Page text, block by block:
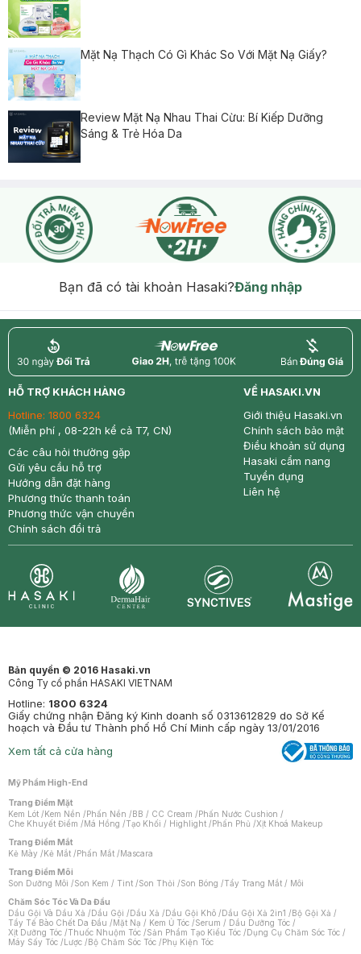
Mặt Nạ Thạch Có Gì Khác So Với Mặt Nạ Giấy?
Review Mặt Nạ Nhau Thai Cừu: Bí Kiếp Dưỡng
Sáng & Trẻ Hóa Da
Bạn đã có tài khoản Hasaki?Đăng nhập
return nowfree price
HỖ TRỢ KHÁCH HÀNG
Hotline: 1800 6324
(Miễn phí , 08-22h kể cả T7, CN)
Các câu hỏi thường gặp
Gửi yêu cầu hỗ trợ
Hướng dẫn đặt hàng
Phương thức thanh toán
Phương thức vận chuyển
Chính sách đổi trả
VỀ HASAKI.VN
Giới thiệu Hasaki.vn
Chính sách bảo mật
Điều khoản sử dụng
Hasaki cẩm nang
Tuyển dụng
Liên hệ
Bản quyền © 2016 Hasaki.vn
Công Ty cổ phần HASAKI VIETNAM
Hotline: 1800 6324
Giấy chứng nhận Đăng ký Kinh doanh số 0313612829 do Sở Kế
hoạch và Đầu tư Thành phố Hồ Chí Minh cấp ngày 13/01/2016
Xem tất cả cửa hàng
Mỹ Phẩm High-End
Trang Điểm Mặt
Kem Lót /Kem Nền /Phấn Nền /BB / CC Cream /Phấn Nước Cushion /
Che Khuyết Điểm /Má Hồng /Tạo Khối / Highlight /Phấn Phủ /Xịt Khoá Makeup
Trang Điểm Mắt
Kẻ Mày /Kẻ Mắt /Phấn Mắt /Mascara
Trang Điểm Môi
Son Dưỡng Môi /Son Kem / Tint /Son Thỏi /Son Bóng /Tẩy Trang Mắt / Môi
Chăm Sóc Tóc Và Da Đầu
Dầu Gội Và Dầu Xả /Dầu Gội /Dầu Xả /Dầu Gội Khô /Dầu Gội Xả 2in1 /Bộ Gội Xả /
Tẩy Tế Bào Chết Da Đầu /Mặt Nạ / Kem Ủ Tóc /Serum / Dầu Dưỡng Tóc /
Xịt Dưỡng Tóc /Thuốc Nhuộm Tóc /Sản Phẩm Tạo Kiểu Tóc /Dụng Cụ Chăm Sóc Tóc /
Máy Sấy Tóc /Lược /Bộ Chăm Sóc Tóc /Phụ Kiện Tóc